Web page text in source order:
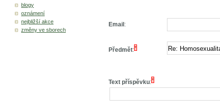
blogy
oznámení
nejbližší akce
změny ve sborech
Email :
Předmět:*
Text příspěvku:*